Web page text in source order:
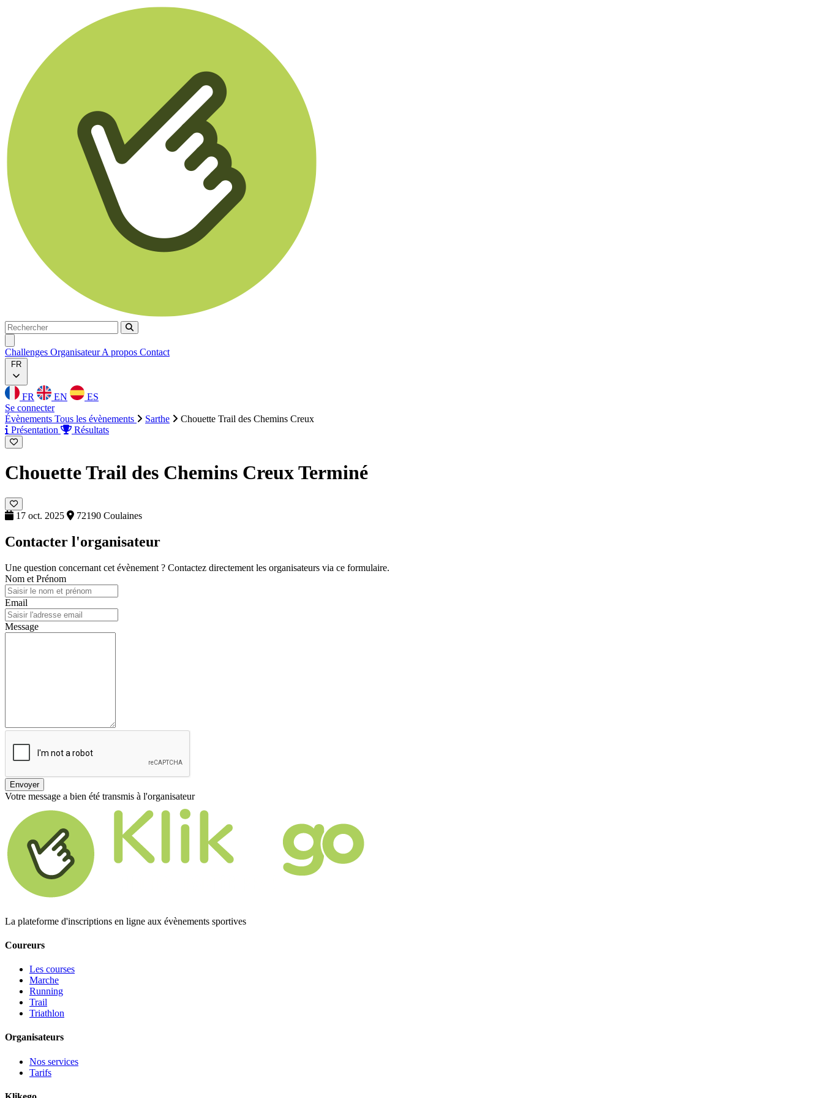
Rechercher
Rechercher
Challenges OrganisateurA propos Contact
FR
FR EN
ES
Se connecter
Évènements Tous les évènements Sarthe
Chouette Trail des Chemins Creux
Présentation
Résultats
Chouette Trail des Chemins CreuxTerminé
17 oct. 2025 72190 Coulaines
Contacter l'organisateur
Une question concernant cet évènement ? Contactez directement les organisateurs via ce formulaire.
Nom et Prénom
Email
Message
Envoyer
Votre message a bien été transmis à l'organisateur
La plateforme d'inscriptions en ligne aux évènements sportives
Coureurs
Les courses
Marche
Running
Trail
Triathlon
Organisateurs
Nos services
Tarifs